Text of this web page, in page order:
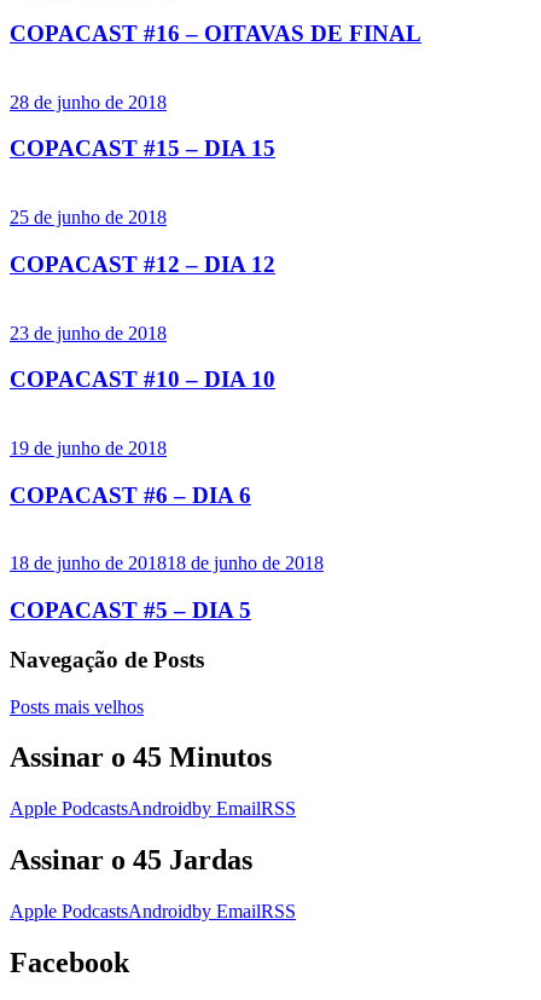
COPACAST #16 – OITAVAS DE FINAL
28 de junho de 2018
COPACAST #15 – DIA 15
25 de junho de 2018
COPACAST #12 – DIA 12
23 de junho de 2018
COPACAST #10 – DIA 10
19 de junho de 2018
COPACAST #6 – DIA 6
18 de junho de 201818 de junho de 2018
COPACAST #5 – DIA 5
Navegação de Posts
Posts mais velhos
Assinar o 45 Minutos
Apple PodcastsAndroidby EmailRSS
Assinar o 45 Jardas
Apple PodcastsAndroidby EmailRSS
Facebook